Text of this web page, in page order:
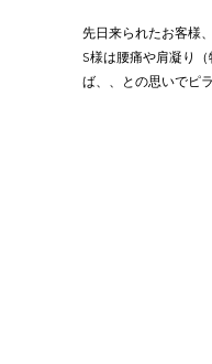
先日来られたお客様
S様は腰痛や肩凝り
ば、、との思いでピ